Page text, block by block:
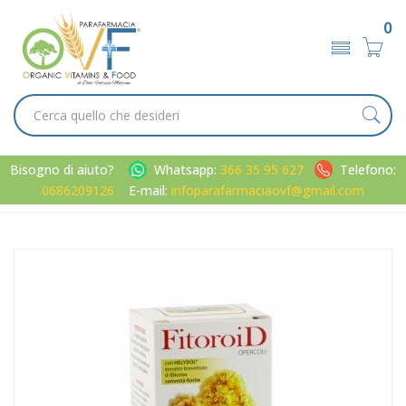
0
Bisogno di aiuto? Whatsapp: 366 35 95 627
Telefono:
0686209126
E-mail: infoparafarmaciaovf@gmail.com